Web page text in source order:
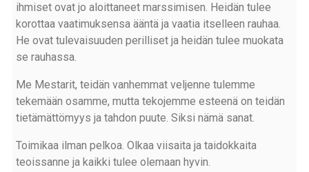
ihmiset ovat jo aloittaneet marssimisen. Heidän tulee
korottaa vaatimuksensa ääntä ja vaatia itselleen rauhaa.
He ovat tulevaisuuden perilliset ja heidän tulee muokata
se rauhassa.
Me Mestarit, teidän vanhemmat veljenne tulemme
tekemään osamme, mutta tekojemme esteenä on teidän
tietämättömyys ja tahdon puute. Siksi nämä sanat.
Toimikaa ilman pelkoa. Olkaa viisaita ja taidokkaita
teoissanne ja kaikki tulee olemaan hyvin.